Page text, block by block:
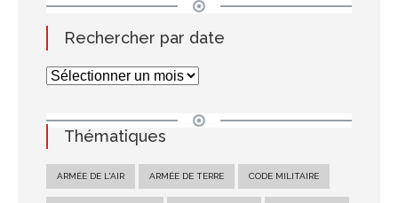
Rechercher par date
Thématiques
ARMÉE DE L'AIR ARMÉE DE TERRE CODE MILITAIRE